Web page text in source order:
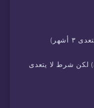
لكن شرط لا يتعدى